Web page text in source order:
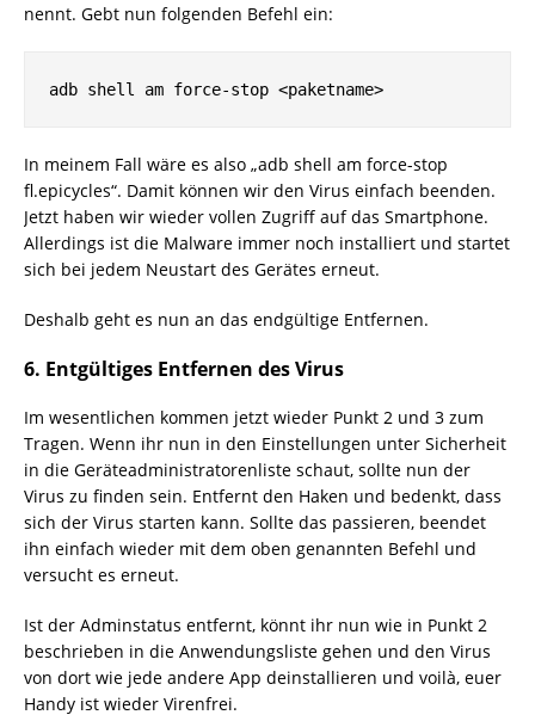
nennt. Gebt nun folgenden Befehl ein:
adb shell am force-stop <paketname>
In meinem Fall wäre es also „adb shell am force-stop
fl.epicycles“. Damit können wir den Virus einfach beenden.
Jetzt haben wir wieder vollen Zugriff auf das Smartphone.
Allerdings ist die Malware immer noch installiert und startet
sich bei jedem Neustart des Gerätes erneut.
Deshalb geht es nun an das endgültige Entfernen.
6. Entgültiges Entfernen des Virus
Im wesentlichen kommen jetzt wieder Punkt 2 und 3 zum
Tragen. Wenn ihr nun in den Einstellungen unter Sicherheit
in die Geräteadministratorenliste schaut, sollte nun der
Virus zu finden sein. Entfernt den Haken und bedenkt, dass
sich der Virus starten kann. Sollte das passieren, beendet
ihn einfach wieder mit dem oben genannten Befehl und
versucht es erneut.
Ist der Adminstatus entfernt, könnt ihr nun wie in Punkt 2
beschrieben in die Anwendungsliste gehen und den Virus
von dort wie jede andere App deinstallieren und voilà, euer
Handy ist wieder Virenfrei.